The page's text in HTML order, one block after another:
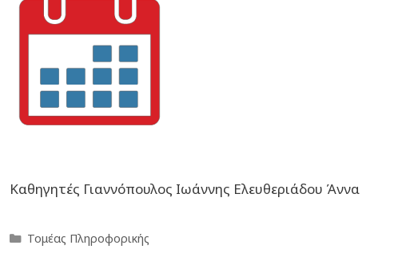
Καθηγητές Γιαννόπουλος Ιωάννης Ελευθεριάδου Άννα
Τομέας Πληροφορικής